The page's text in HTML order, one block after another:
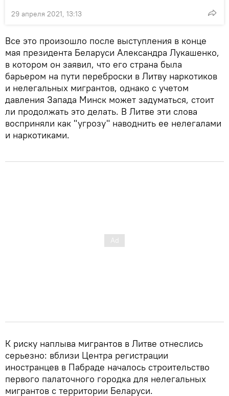
29 апреля 2021, 13:13
Все это произошло после выступления в конце
мая президента Беларуси Александра Лукашенко,
в котором он заявил, что его страна была
барьером на пути переброски в Литву наркотиков
и нелегальных мигрантов, однако с учетом
давления Запада Минск может задуматься, стоит
ли продолжать это делать. В Литве эти слова
восприняли как "угрозу" наводнить ее нелегалами
и наркотиками.
К риску наплыва мигрантов в Литве отнеслись
серьезно: вблизи Центра регистрации
иностранцев в Пабраде началось строительство
первого палаточного городка для нелегальных
мигрантов с территории Беларуси.